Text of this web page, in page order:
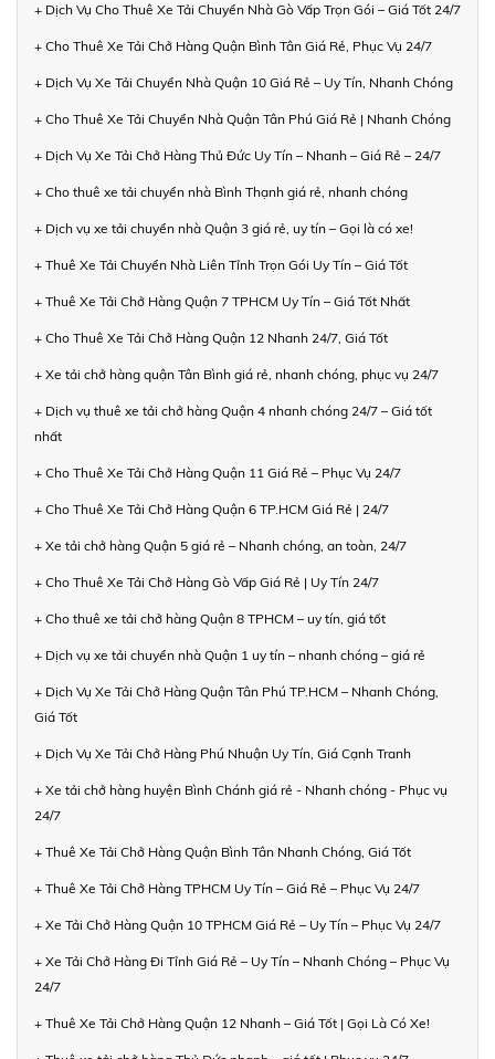
+ Dịch Vụ Cho Thuê Xe Tải Chuyển Nhà Gò Vấp Trọn Gói – Giá Tốt 24/7
+ Cho Thuê Xe Tải Chở Hàng Quận Bình Tân Giá Rẻ, Phục Vụ 24/7
+ Dịch Vụ Xe Tải Chuyển Nhà Quận 10 Giá Rẻ – Uy Tín, Nhanh Chóng
+ Cho Thuê Xe Tải Chuyển Nhà Quận Tân Phú Giá Rẻ | Nhanh Chóng
+ Dịch Vụ Xe Tải Chở Hàng Thủ Đức Uy Tín – Nhanh – Giá Rẻ – 24/7
+ Cho thuê xe tải chuyển nhà Bình Thạnh giá rẻ, nhanh chóng
+ Dịch vụ xe tải chuyển nhà Quận 3 giá rẻ, uy tín – Gọi là có xe!
+ Thuê Xe Tải Chuyển Nhà Liên Tỉnh Trọn Gói Uy Tín – Giá Tốt
+ Thuê Xe Tải Chở Hàng Quận 7 TPHCM Uy Tín – Giá Tốt Nhất
+ Cho Thuê Xe Tải Chở Hàng Quận 12 Nhanh 24/7, Giá Tốt
+ Xe tải chở hàng quận Tân Bình giá rẻ, nhanh chóng, phục vụ 24/7
+ Dịch vụ thuê xe tải chở hàng Quận 4 nhanh chóng 24/7 – Giá tốt
nhất
+ Cho Thuê Xe Tải Chở Hàng Quận 11 Giá Rẻ – Phục Vụ 24/7
+ Cho Thuê Xe Tải Chở Hàng Quận 6 TP.HCM Giá Rẻ | 24/7
+ Xe tải chở hàng Quận 5 giá rẻ – Nhanh chóng, an toàn, 24/7
+ Cho Thuê Xe Tải Chở Hàng Gò Vấp Giá Rẻ | Uy Tín 24/7
+ Cho thuê xe tải chở hàng Quận 8 TPHCM – uy tín, giá tốt
+ Dịch vụ xe tải chuyển nhà Quận 1 uy tín – nhanh chóng – giá rẻ
+ Dịch Vụ Xe Tải Chở Hàng Quận Tân Phú TP.HCM – Nhanh Chóng,
Giá Tốt
+ Dịch Vụ Xe Tải Chở Hàng Phú Nhuận Uy Tín, Giá Cạnh Tranh
+ Xe tải chở hàng huyện Bình Chánh giá rẻ - Nhanh chóng - Phục vụ
24/7
+ Thuê Xe Tải Chở Hàng Quận Bình Tân Nhanh Chóng, Giá Tốt
+ Thuê Xe Tải Chở Hàng TPHCM Uy Tín – Giá Rẻ – Phục Vụ 24/7
+ Xe Tải Chở Hàng Quận 10 TPHCM Giá Rẻ – Uy Tín – Phục Vụ 24/7
+ Xe Tải Chở Hàng Đi Tỉnh Giá Rẻ – Uy Tín – Nhanh Chóng – Phục Vụ
24/7
+ Thuê Xe Tải Chở Hàng Quận 12 Nhanh – Giá Tốt | Gọi Là Có Xe!